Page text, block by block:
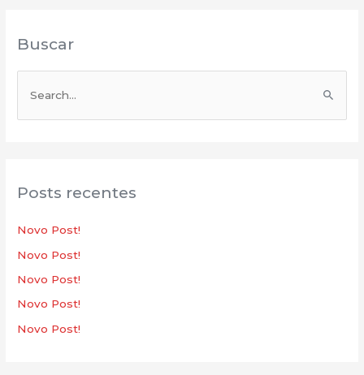
Buscar
e
u
s
a
r
Posts recentes
Novo Post!
Novo Post!
Novo Post!
Novo Post!
Novo Post!